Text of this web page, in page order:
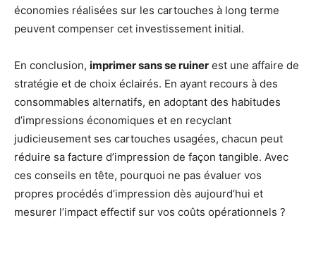
économies réalisées sur les cartouches à long terme
peuvent compenser cet investissement initial.
En conclusion, imprimer sans se ruiner est une affaire de
stratégie et de choix éclairés. En ayant recours à des
consommables alternatifs, en adoptant des habitudes
d’impressions économiques et en recyclant
judicieusement ses cartouches usagées, chacun peut
réduire sa facture d’impression de façon tangible. Avec
ces conseils en tête, pourquoi ne pas évaluer vos
propres procédés d’impression dès aujourd’hui et
mesurer l’impact effectif sur vos coûts opérationnels ?